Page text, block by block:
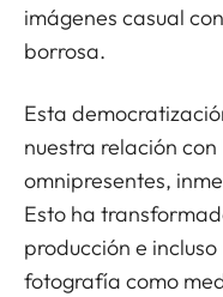
imágenes casual
borrosa.
Esta
nuestra relación
omnipresentes,
Esto ha
producción e
fotografía como